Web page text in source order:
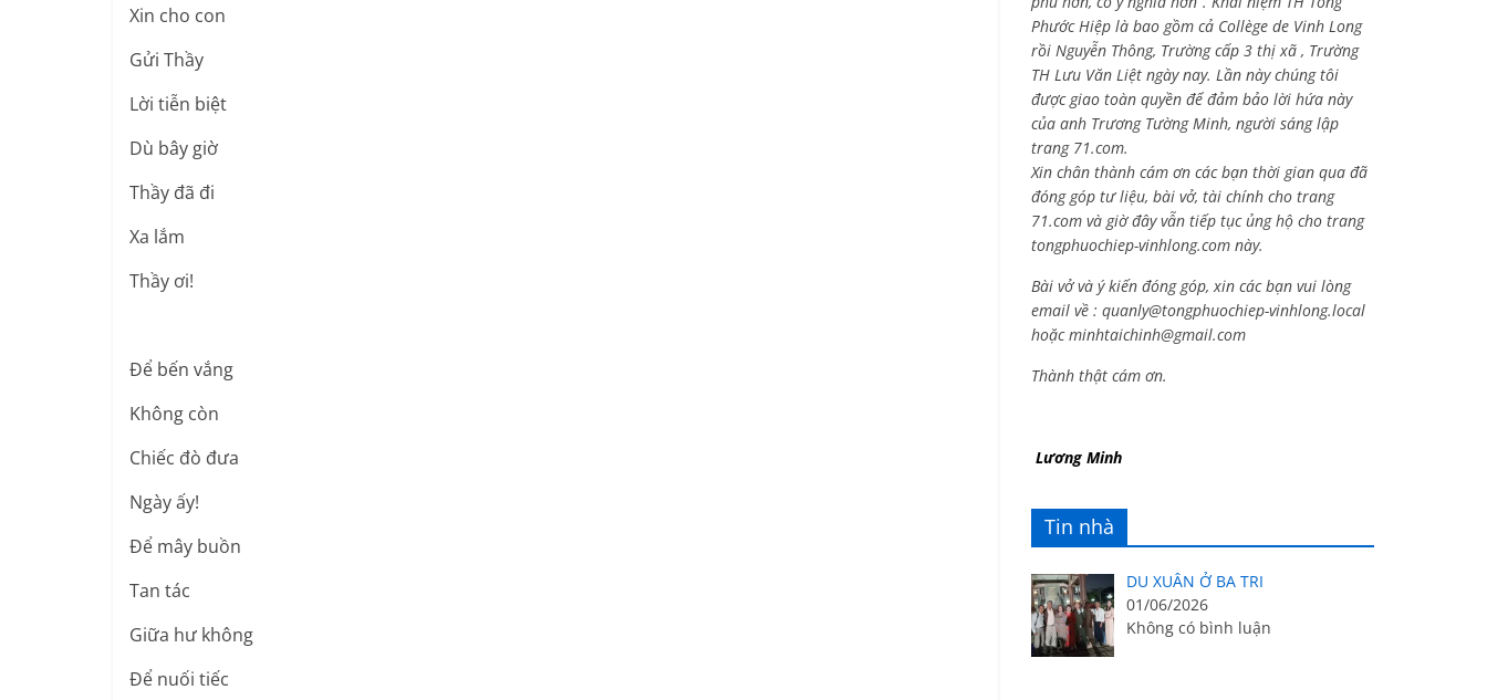
Xin cho con
Gửi Thầy
Lời tiễn biệt
Dù bây giờ
Thầy đã đi
Xa lắm
Thầy ơi!
Để bến vắng
Không còn
Chiếc đò đưa
Ngày ấy!
Để mây buồn
Tan tác
Giữa hư không
Để nuối tiếc
Phước Hiệp là bao gồm cả Collège de Vinh Long
rồi Nguyễn Thông, Trường cấp 3 thị xã , Trường
TH Lưu Văn Liệt ngày nay. Lần này chúng tôi
được giao toàn quyền để đảm bảo lời hứa này
của anh Trương Tường Minh, người sáng lập
trang 71.com.
Xin chân thành cám ơn các bạn thời gian qua đã
đóng góp tư liệu, bài vở, tài chính cho trang
71.com và giờ đây vẫn tiếp tục ủng hộ cho trang
tongphuochiep-vinhlong.com này.
Bài vở và ý kiến đóng góp, xin các bạn vui lòng
email về : quanly@tongphuochiep-vinhlong.local
hoặcminhtaichinh@gmail.com
Thành thật cám ơn.
Lương Minh
Tin nhà
DU XUÂN Ở BA TRI
01/06/2026
Không có bình luận